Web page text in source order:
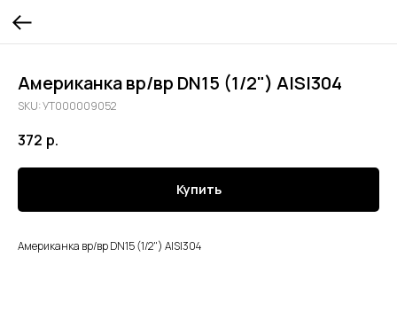
Американка вр/вр DN15 (1/2") AISI304
SKU:УТ000009052
372 р.
Купить
Американка вр/вр DN15 (1/2") AISI304